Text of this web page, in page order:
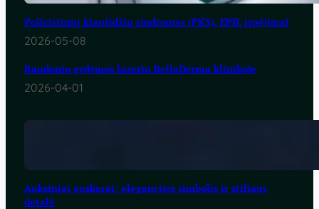
Policistinių kiaušidžių sindromas (PKS). EPIL įspėjimai
2026-05-08
Raudonio gydymas lazeriu BellaDerma klinikoje
2026-04-01
Auksiniai auskarai: elegancijos simbolis ir stiliaus
detalė